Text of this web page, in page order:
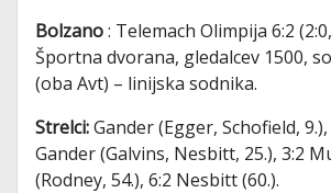
Bolzano: Telemach Olimpija 6:2
Športna dvorana, gledalcev 1500,
(oba Avt) – linijska sodnika.
Strelci:Gander (Egger, Schofield,
Gander (Galvins, Nesbitt, 25.), 3:2
(Rodney, 54.), 6:2 Nesbitt (60.).